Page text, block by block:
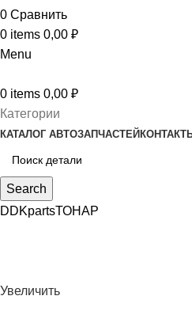
0 Сравнить
0 items 0,00 ₽
Menu
0 items 0,00 ₽
Категории
КАТАЛОГ АВТОЗАПЧАСТЕЙ
Search
DDKpartsТОНАР
Увеличить